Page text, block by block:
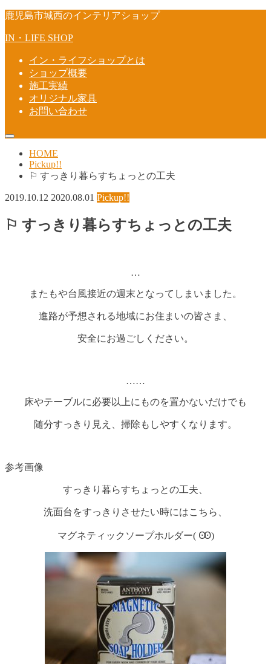
鹿児島市城西のインテリアショップ
IN・LIFE SHOP
イン・ライフショップとは
ショップ概要
施工実績
オリジナル家具
お問い合わせ
HOME
Pickup!!
⚐ すっきり暮らすちょっとの工夫
2019.10.12 2020.08.01 Pickup!!
⚐ すっきり暮らすちょっとの工夫
…
またもや台風接近の週末となってしまいました。
進路が予想される地域にお住まいの皆さま、
安全にお過ごしください。
……
床やテーブルに必要以上にものを置かないだけでも
随分すっきり見え、掃除もしやすくなります。
参考画像
すっきり暮らすちょっとの工夫、
洗面台をすっきりさせたい時にはこちら、
マグネティックソープホルダー( Ꙭ)